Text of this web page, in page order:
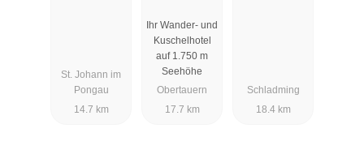
St. Johann im
Pongau
14.7 km
Ihr Wander- und
Kuschelhotel
auf 1.750 m
Seehöhe
Obertauern
17.7 km
Schladming
18.4 km